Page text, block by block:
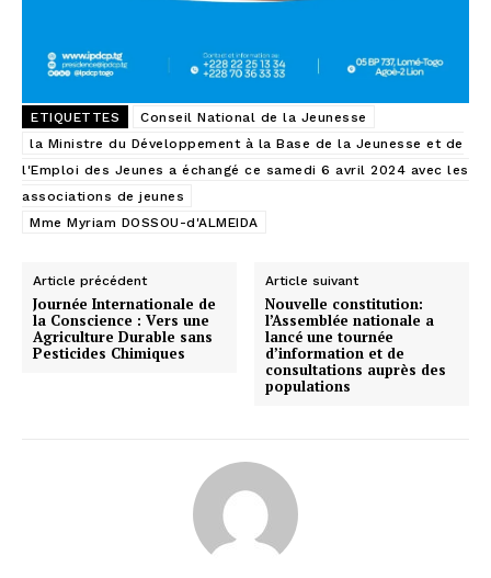
ETIQUETTES
Conseil National de la Jeunesse
la Ministre du Développement à la Base de la Jeunesse et de
l'Emploi des Jeunes a échangé ce samedi 6 avril 2024 avec les
associations de jeunes
Mme Myriam DOSSOU-d'ALMEIDA
Article précédent
Journée Internationale de
la Conscience : Vers une
Agriculture Durable sans
Pesticides Chimiques
Article suivant
Nouvelle constitution:
l’Assemblée nationale a
lancé une tournée
d’information et de
consultations auprès des
populations